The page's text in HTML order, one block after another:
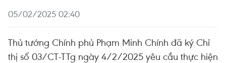
05/02/2025 02:40
Thủ tướng Chính phủ Phạm Minh Chính đã ký Chỉ
thị số 03/CT-TTg ngày 4/2/2025 yêu cầu thực hiện